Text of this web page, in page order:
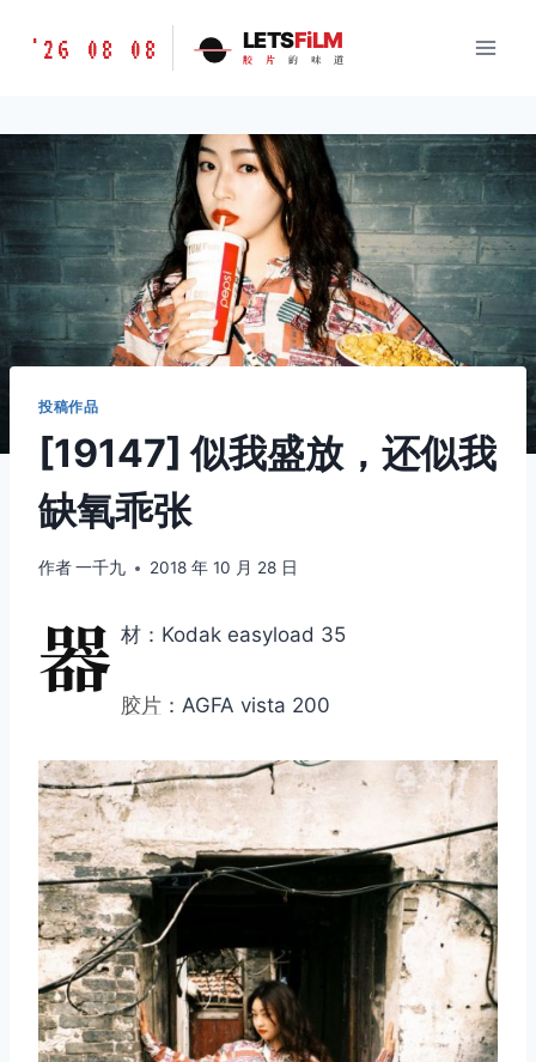
胶
味
道
LETSFILM
'26 08 08 LETSFiLM
胶 片 的 味 道
投稿作品
[19147] 似我盛放，还似我
缺氧乖张
作者一千九 2018 年 10 月 28 日
器 材：Kodak easyload 35
胶片 ：AGFA vista 200